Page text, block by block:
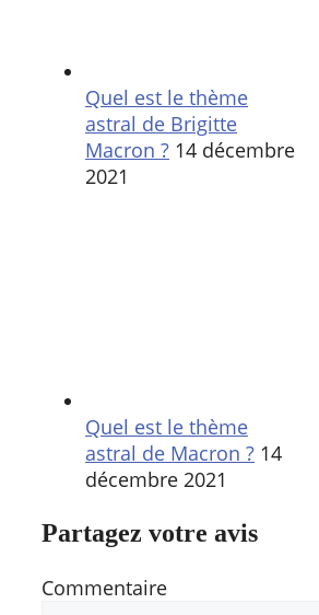
Quel est le thème
astral de Brigitte
Macron ? 14 décembre
2021
Quel est le thème
astral de Macron ? 14
décembre 2021
Partagez votre avis
Commentaire